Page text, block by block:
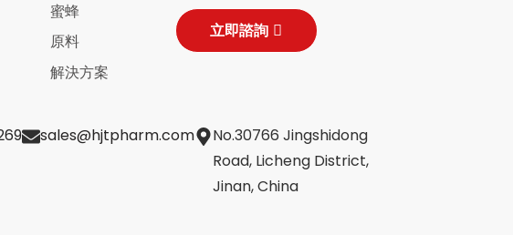
蜜蜂
原料
解決方案
立即諮詢
sales@hjtpharm.com
No.30766 Jingshidong
Road, Licheng District,
Jinan, China